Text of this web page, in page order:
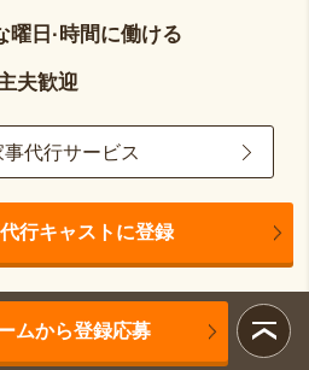
曜日·時間に働ける
夫歓迎
代行サービス
行キャストに登録
ムから登録応募